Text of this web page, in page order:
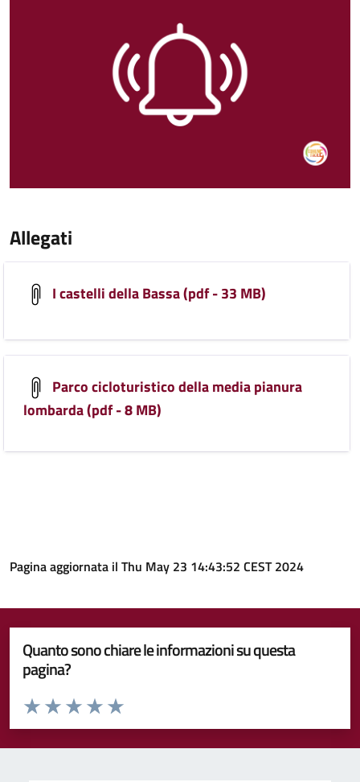
Allegati
I castelli della Bassa (pdf - 33 MB)
Parco cicloturistico della media pianura
lombarda (pdf - 8 MB)
Pagina aggiornata il Thu May 23 14:43:52 CEST 2024
Quanto sono chiare le informazioni su questa
pagina?
Valuta da 1 a 5 stelle la pagina
Valuta 5 stelle su 5
Valuta 4 stelle su 5
Valuta 3 stelle su 5
Valuta 2 stelle su 5
Valuta 1 stelle su 5